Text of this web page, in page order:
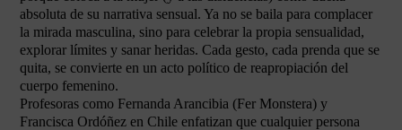
absoluta de su narrativa sensual. Ya no se baila para complacer
la mirada masculina, sino para celebrar la propia sensualidad,
explorar límites y sanar heridas. Cada gesto, cada prenda que se
quita, se convierte en un acto político de reapropiación del
cuerpo femenino.
Profesoras como Fernanda Arancibia (Fer Monstera) y
Francisca Ordóñez en Chile enfatizan que cualquier persona